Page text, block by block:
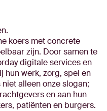
koers met concrete
zijn. Door samen te
digitale services en
hun werk, zorg, spel en
niet alleen onze slogan;
en aan hun
patiënten en burgers.